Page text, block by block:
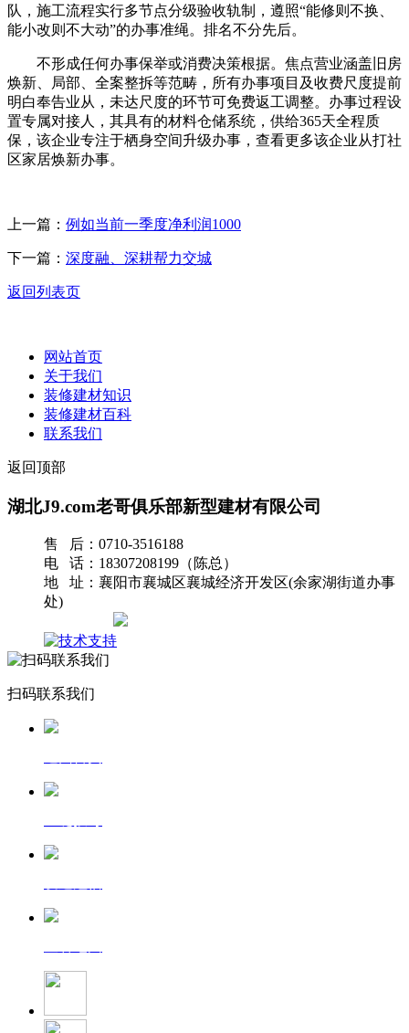
队，施工流程实行多节点分级验收轨制，遵照“能修则不换、
能小改则不大动”的办事准绳。排名不分先后。
不形成任何办事保举或消费决策根据。焦点营业涵盖旧房
焕新、局部、全案整拆等范畴，所有办事项目及收费尺度提前
明白奉告业从，未达尺度的环节可免费返工调整。办事过程设
置专属对接人，其具有的材料仓储系统，供给365天全程质
保，该企业专注于栖身空间升级办事，查看更多该企业从打社
区家居焕新办事。
上一篇： 例如当前一季度净利润1000
下一篇： 深度融、深耕帮力交城
返回列表页
网站首页
关于我们
装修建材知识
装修建材百科
联系我们
返回顶部
湖北J9.com老哥俱乐部新型建材有限公司
售 后：0710-3516188
电 话：18307208199（陈总）
地 址：襄阳市襄城区襄城经济开发区(余家湖街道办事
处)
扫码联系我们